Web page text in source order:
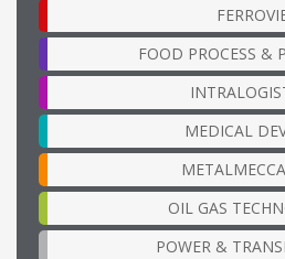
FOOD PROCESS &
MEDICAL
OIL GAS
POWER &